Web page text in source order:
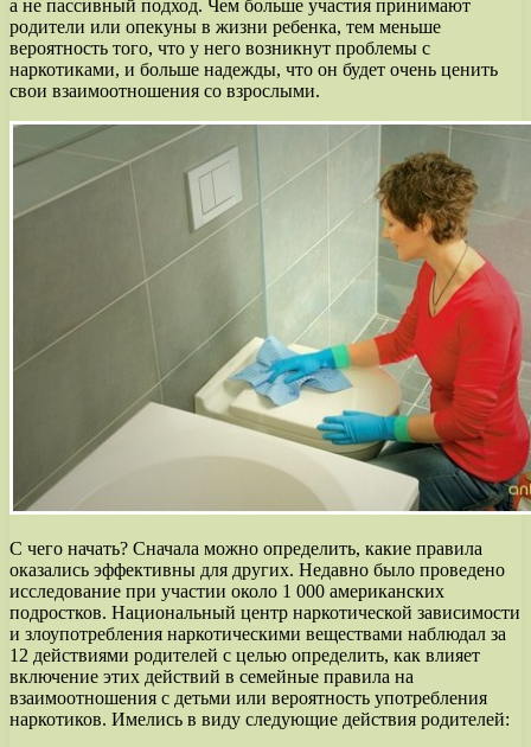
а не пассивный подход. Чем больше участия принимают
родители или опекуны в жизни ребенка, тем меньше
вероятность того, что у него возникнут проблемы с
наркотиками, и больше надежды, что он будет очень ценить
свои взаимоотношения со взрослыми.
С чего начать? Сначала можно определить, какие правила
оказались эффективны для других. Недавно было проведено
исследование при участии около 1 000 американских
подростков. Национальный центр наркотической зависимости
и злоупотребления наркотическими веществами наблюдал за
12 действиями родителей с целью определить, как влияет
включение этих действий в семейные правила на
взаимоотношения с детьми или вероятность употребления
наркотиков. Имелись в виду следующие действия родителей: